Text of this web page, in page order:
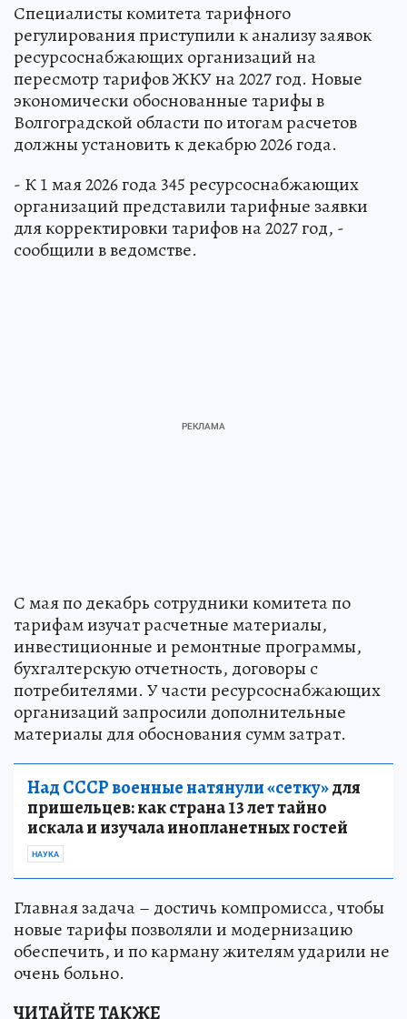
Специалисты комитета тарифного
регулирования приступили к анализу заявок
ресурсоснабжающих организаций на
пересмотр тарифов ЖКУ на 2027 год. Новые
экономически обоснованные тарифы в
Волгоградской области по итогам расчетов
должны установить к декабрю 2026 года.
- К 1 мая 2026 года 345 ресурсоснабжающих
организаций представили тарифные заявки
для корректировки тарифов на 2027 год, -
сообщили в ведомстве.
С мая по декабрь сотрудники комитета по
тарифам изучат расчетные материалы,
инвестиционные и ремонтные программы,
бухгалтерскую отчетность, договоры с
потребителями. У части ресурсоснабжающих
организаций запросили дополнительные
материалы для обоснования сумм затрат.
Над СССР военные натянули «сетку»для
пришельцев: как страна 13 лет тайно
искала и изучала инопланетных гостей
НАУКА
Главная задача – достичь компромисса, чтобы
новые тарифы позволяли и модернизацию
обеспечить, и по карману жителям ударили не
очень больно.
ЧИТАЙТЕ ТАКЖЕ